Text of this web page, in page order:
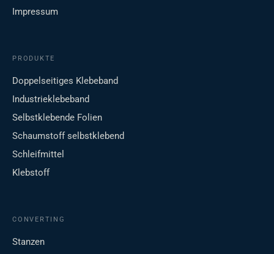
Impressum
PRODUKTE
Doppelseitiges Klebeband
Industrieklebeband
Selbstklebende Folien
Schaumstoff selbstklebend
Schleifmittel
Klebstoff
CONVERTING
Stanzen